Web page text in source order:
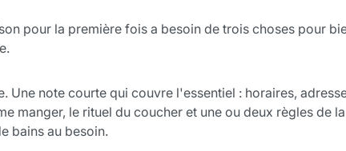
pour la première fois a besoin de trois choses pour
Une note courte qui couvre l'essentiel : horaires,
manger, le rituel du coucher et une ou deux règles de
bains au besoin.